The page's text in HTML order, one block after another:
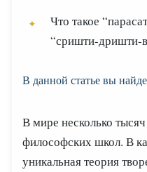
Что такое
“сришти-дришти-
В данной статье вы
В мире несколько
философских школ. В
уникальная теория